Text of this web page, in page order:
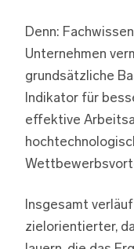
Denn:
Unternehmen
grundsätzliche
Indikator für
effektive
Insgesamt
zielorientierter,